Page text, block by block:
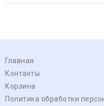
Главная
Контакты
Корзина
Политика обработки